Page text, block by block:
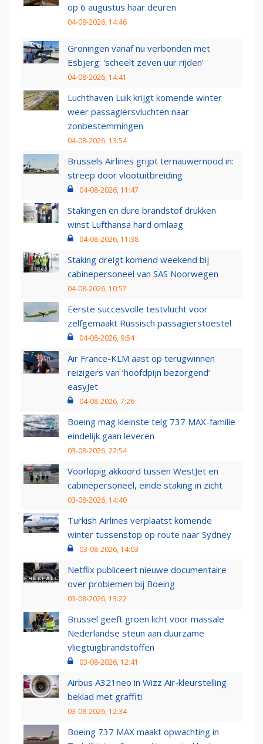
op 6 augustus haar deuren
04-08-2026, 14:46
Groningen vanaf nu verbonden met
Esbjerg: 'scheelt zeven uur rijden'
04-08-2026, 14:41
Luchthaven Luik krijgt komende winter
weer passagiersvluchten naar
zonbestemmingen
04-08-2026, 13:54
Brussels Airlines grijpt ternauwernood in:
streep door vlootuitbreiding
04-08-2026, 11:47
Stakingen en dure brandstof drukken
winst Lufthansa hard omlaag
04-08-2026, 11:38
Staking dreigt komend weekend bij
cabinepersoneel van SAS Noorwegen
04-08-2026, 10:57
Eerste succesvolle testvlucht voor
zelfgemaakt Russisch passagierstoestel
04-08-2026, 9:54
Air France-KLM aast op terugwinnen
reizigers van ‘hoofdpijn bezorgend’
easyJet
04-08-2026, 7:26
Boeing mag kleinste telg 737 MAX-familie
eindelijk gaan leveren
03-08-2026, 22:54
Voorlopig akkoord tussen WestJet en
cabinepersoneel, einde staking in zicht
03-08-2026, 14:40
Turkish Airlines verplaatst komende
winter tussenstop op route naar Sydney
03-08-2026, 14:03
Netflix publiceert nieuwe documentaire
over problemen bij Boeing
03-08-2026, 13:22
Brussel geeft groen licht voor massale
Nederlandse steun aan duurzame
vliegtuigbrandstoffen
03-08-2026, 12:41
Airbus A321neo in Wizz Air-kleurstelling
beklad met graffiti
03-08-2026, 12:34
Boeing 737 MAX maakt opwachting in